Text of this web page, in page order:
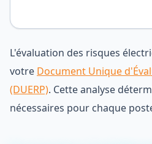
L'évaluation des risques
votre Document Unique
(DUERP). Cette analyse
nécessaires pour chaque